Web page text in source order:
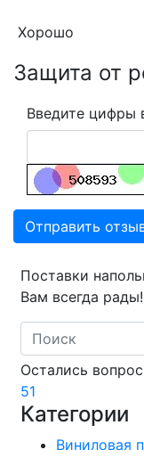
Хорошо
Защита от
Введите цифры
Отправить
Поставки
Вам всегда рады!
Search
Остались
51
Категории
Виниловая